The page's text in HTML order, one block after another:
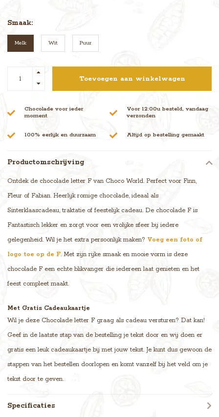
Smaak:
Melk Wit Puur
Toevoegen aan winkelwagen
Chocolade voor ieder
moment
Voor 12:00u besteld, vandaag
verzonden
100% eerlijk en duurzaam Altijd op bestelling gemaakt
Productomschrijving
Ontdek de chocolade letter F van Choco World. Perfect voor Finn,
Fleur of Fabian. Heerlijk romige chocolade, ideaal als
Sinterklaascadeau, traktatie of feestelijk cadeau. De chocolade F is
Fantastisch lekker en zorgt voor een vrolijke sfeer bij iedere
gelegenheid. Wil je het extra persoonlijk maken? Voeg een foto of
logo toe op de F. Met zijn rijke smaak en mooie vorm is deze
chocolade F een echte blikvanger die iedereen laat genieten en het
feest compleet maakt.
Met Gratis Cadeaukaartje
Wil je deze Chocolade letter F graag als cadeau versturen? Dat kan!
Geef in de laatste stap van de bestelling je tekst door en wij doen er
gratis een leuk cadeaukaartje bij met jouw tekst. Je kunt dus gewoon de
stappen van het bestellen doorlopen en komt vanzelf bij het veld om je
tekst door te geven.
Specificaties